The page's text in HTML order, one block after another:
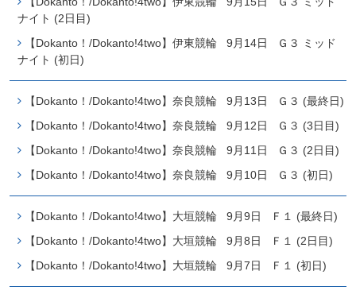
ナイト (2日目)
【Dokanto！/Dokanto!4two】伊東競輪 9月14日 Ｇ３ ミッド
ナイト (初日)
【Dokanto！/Dokanto!4two】奈良競輪 9月13日 Ｇ３ (最終日)
【Dokanto！/Dokanto!4two】奈良競輪 9月12日 Ｇ３ (3日目)
【Dokanto！/Dokanto!4two】奈良競輪 9月11日 Ｇ３ (2日目)
【Dokanto！/Dokanto!4two】奈良競輪 9月10日 Ｇ３ (初日)
【Dokanto！/Dokanto!4two】大垣競輪 9月9日 Ｆ１ (最終日)
【Dokanto！/Dokanto!4two】大垣競輪 9月8日 Ｆ１ (2日目)
【Dokanto！/Dokanto!4two】大垣競輪 9月7日 Ｆ１ (初日)